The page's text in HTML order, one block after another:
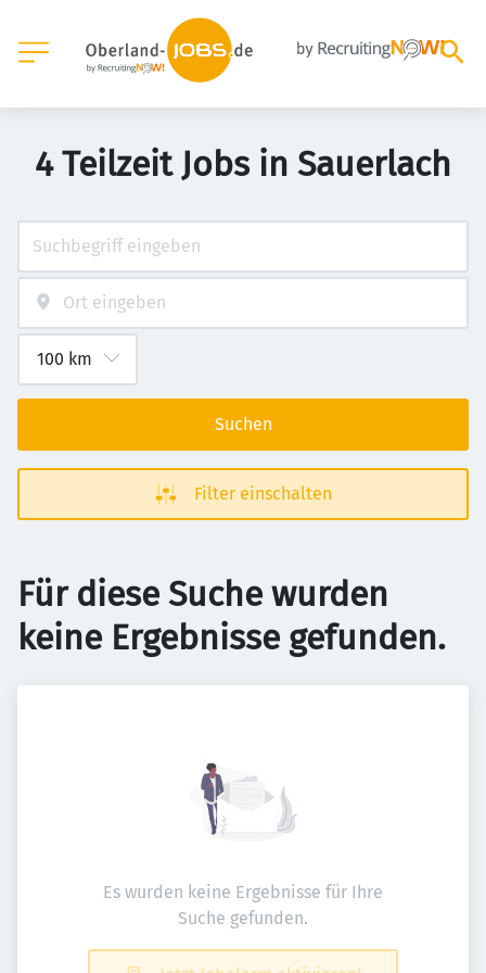
4 Teilzeit Jobs in Sauerlach
Suchen
Filter einschalten
Für diese Suche wurden
keine Ergebnisse gefunden.
Es wurden keine Ergebnisse für Ihre
Suche gefunden.